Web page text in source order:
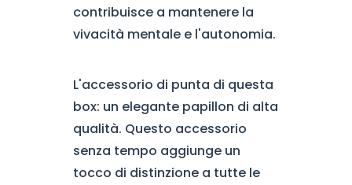
contribuisce a mantenere la
vivacità mentale e l'autonomia.
L'accessorio di punta di questa
box: un elegante papillon di alta
qualità. Questo accessorio
senza tempo aggiunge un
tocco di distinzione a tutte le